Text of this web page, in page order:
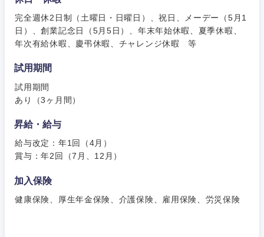
完全週休2日制（土曜日・日曜日）、祝日、メーデー（5月1
日）、創業記念日（5月5日）、年末年始休暇、夏季休暇、
年次有給休暇、慶弔休暇、チャレンジ休暇 等
試用期間
試用期間
あり（3ヶ月間）
昇給・給与
給与改定：年1回（4月）
賞与：年2回（7月、12月）
加入保険
健康保険、厚生年金保険、介護保険、雇用保険、労災保険